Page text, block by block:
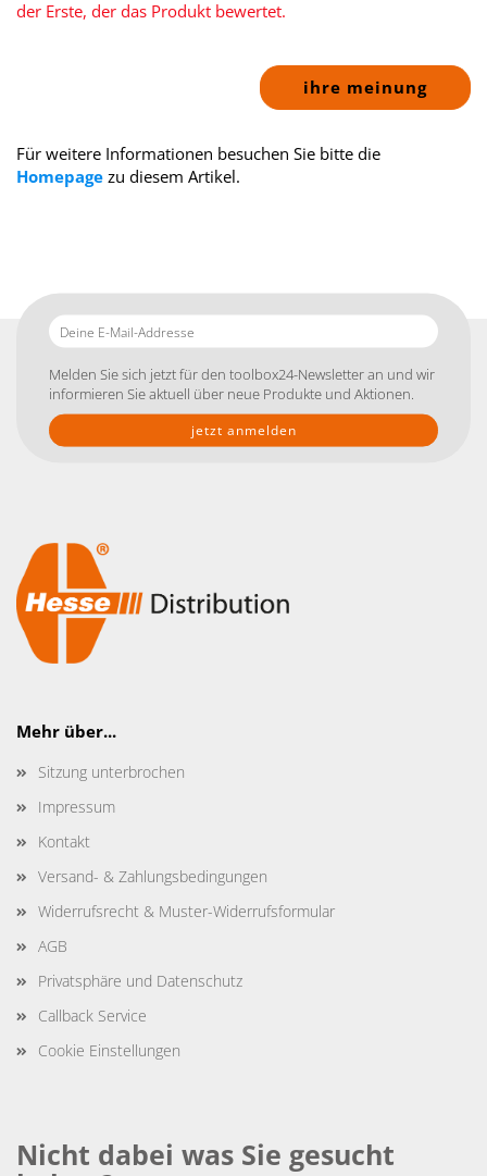
der Erste, der das Produkt bewertet.
ihre meinung
Für weitere Informationen besuchen Sie bitte die
Homepage zu diesem Artikel.
Deine
E-
Addresse
Melden Sie sich jetzt für den toolbox24-Newsletter an und wir
informieren Sie aktuell über neue Produkte und Aktionen.
Mehr über...
Sitzung unterbrochen
Impressum
Kontakt
Versand- & Zahlungsbedingungen
Widerrufsrecht & Muster-Widerrufsformular
AGB
Privatsphäre und Datenschutz
Callback Service
Cookie Einstellungen
Nicht dabei was Sie gesucht